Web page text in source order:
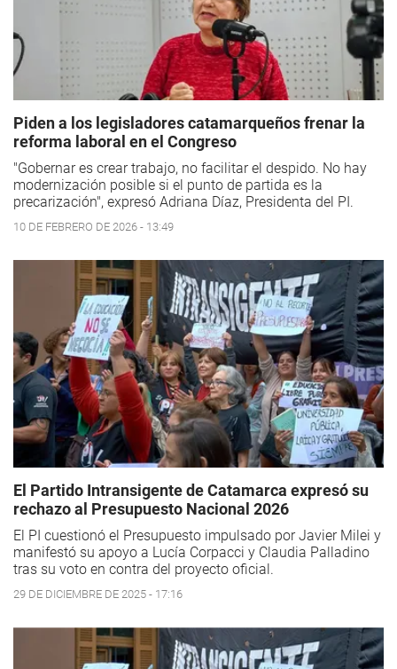
Piden a los legisladores catamarqueños frenar la
reforma laboral en el Congreso
"Gobernar es crear trabajo, no facilitar el despido. No hay
modernización posible si el punto de partida es la
precarización", expresó Adriana Díaz, Presidenta del PI.
10 DE FEBRERO DE 2026 - 13:49
El Partido Intransigente de Catamarca expresó su
rechazo al Presupuesto Nacional 2026
El PI cuestionó el Presupuesto impulsado por Javier Milei y
manifestó su apoyo a Lucía Corpacci y Claudia Palladino
tras su voto en contra del proyecto oficial.
29 DE DICIEMBRE DE 2025 - 17:16